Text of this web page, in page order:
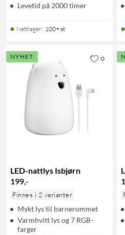
Levetid på 2000 timer
Nettlager: 100+ st
NYHET
LED-nattlys Isbjørn
199,-
Finnes i 2 varianter
Mykt lys til barnerommet
Varmhvitt lys og 7 RGB-
farger
0